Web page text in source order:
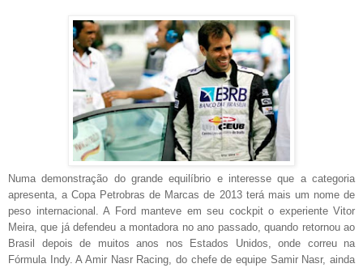
Numa demonstração do grande equilíbrio e interesse que a categoria
apresenta, a Copa Petrobras de Marcas de 2013 terá mais um nome de
peso internacional. A Ford manteve em seu cockpit o experiente Vitor
Meira, que já defendeu a montadora no ano passado, quando retornou ao
Brasil depois de muitos anos nos Estados Unidos, onde correu na
Fórmula Indy. A Amir Nasr Racing, do chefe de equipe Samir Nasr, ainda